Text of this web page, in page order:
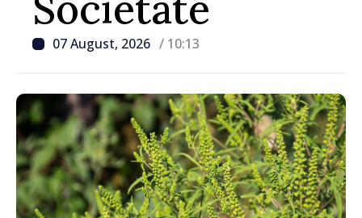
07 August, 2026 / 10:13